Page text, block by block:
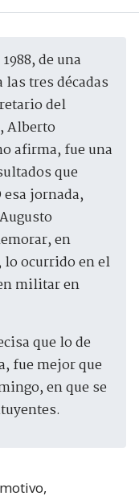
las tres décadas
del
Alberto
afirma, fue una
que
jornada,
en
ocurrido en el
militar en
que lo de
fue mejor que
en que se